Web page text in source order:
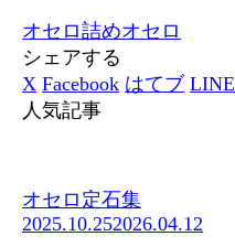
オセロ詰めオセロ
シェアする
X Facebook はてブ LINE
人気記事
オセロ定石集
2025.10.252026.04.12